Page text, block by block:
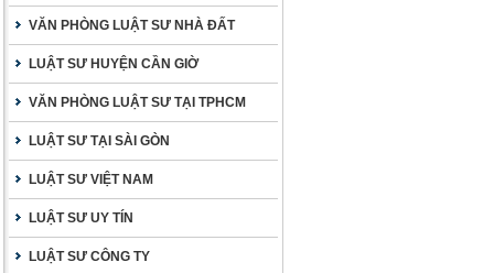
VĂN PHÒNG LUẬT SƯ NHÀ ĐẤT
LUẬT SƯ HUYỆN CẦN GIỜ
VĂN PHÒNG LUẬT SƯ TẠI TPHCM
LUẬT SƯ TẠI SÀI GÒN
LUẬT SƯ VIỆT NAM
LUẬT SƯ UY TÍN
LUẬT SƯ CÔNG TY